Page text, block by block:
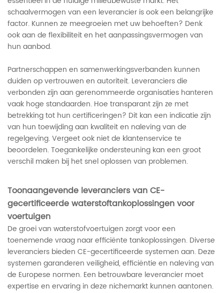
schaalvermogen van een leverancier is ook een belangrijke
factor. Kunnen ze meegroeien met uw behoeften? Denk
ook aan de flexibiliteit en het aanpassingsvermogen van
hun aanbod.
Partnerschappen en samenwerkingsverbanden kunnen
duiden op vertrouwen en autoriteit. Leveranciers die
verbonden zijn aan gerenommeerde organisaties hanteren
vaak hoge standaarden. Hoe transparant zijn ze met
betrekking tot hun certificeringen? Dit kan een indicatie zijn
van hun toewijding aan kwaliteit en naleving van de
regelgeving. Vergeet ook niet de klantenservice te
beoordelen. Toegankelijke ondersteuning kan een groot
verschil maken bij het snel oplossen van problemen.
Toonaangevende leveranciers van CE-
gecertificeerde waterstoftankoplossingen voor
voertuigen
De groei van waterstofvoertuigen zorgt voor een
toenemende vraag naar efficiënte tankoplossingen. Diverse
leveranciers bieden CE-gecertificeerde systemen aan. Deze
systemen garanderen veiligheid, efficiëntie en naleving van
de Europese normen. Een betrouwbare leverancier moet
expertise en ervaring in deze nichemarkt kunnen aantonen.